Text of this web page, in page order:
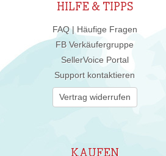
HILFE & TIPPS
FAQ | Häufige Fragen
FB Verkäufergruppe
SellerVoice Portal
Support kontaktieren
Vertrag widerrufen